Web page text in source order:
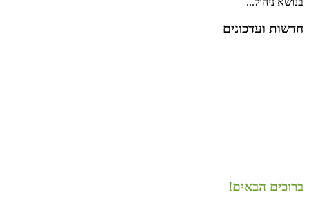
חדשות ועדכונים
ברוכים הבאים!